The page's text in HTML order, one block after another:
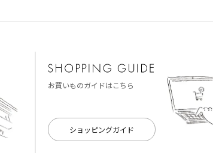
お買いものガイドはこちら
ショッピングガイド